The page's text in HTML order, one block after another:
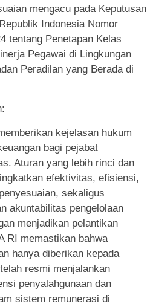
mengacu pada Keputusan
Indonesia Nomor
tentang Penetapan Kelas
Pegawai di Lingkungan
Peradilan yang Berada di
kejelasan hukum
bagi pejabat
Aturan yang lebih rinci dan
efektivitas, efisiensi,
sekaligus
akuntabilitas pengelolaan
menjadikan pelantikan
RI memastikan bahwa
hanya diberikan kepada
resmi menjalankan
penyalahgunaan dan
sistem remunerasi di